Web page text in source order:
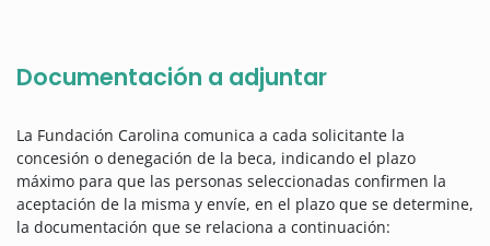
Documentación a adjuntar
La Fundación Carolina comunica a cada solicitante la
concesión o denegación de la beca, indicando el plazo
máximo para que las personas seleccionadas confirmen la
aceptación de la misma y envíe, en el plazo que se determine,
la documentación que se relaciona a continuación: